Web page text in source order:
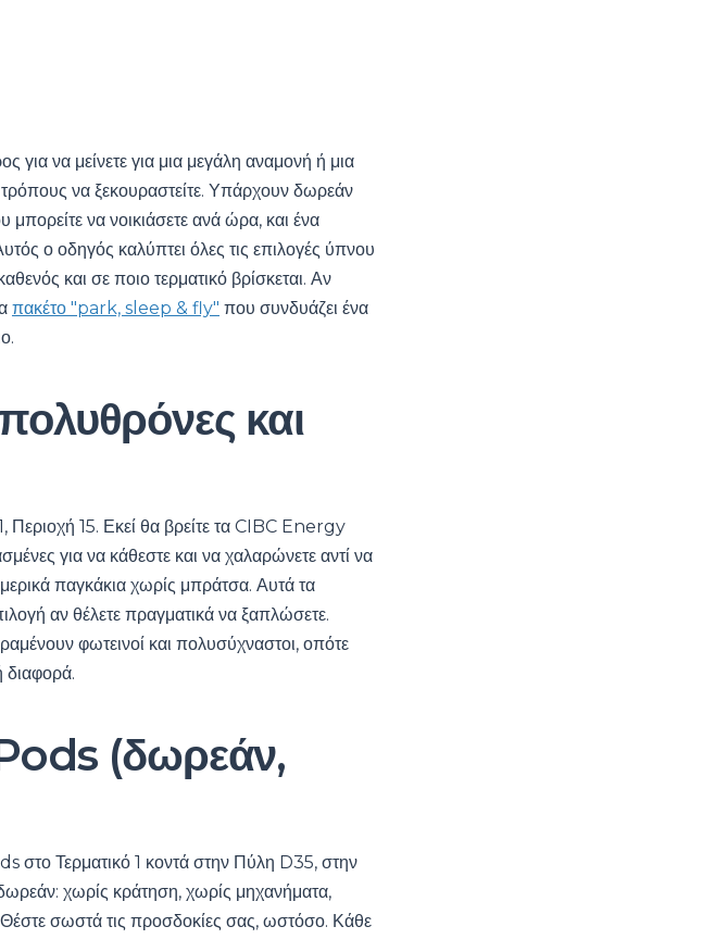
για να μείνετε για μια μεγάλη αναμονή ή μια
τρόπους να ξεκουραστείτε. Υπάρχουν δωρεάν
να νοικιάσετε ανά ώρα, και ένα
ο οδηγός καλύπτει όλες τις επιλογές ύπνου
και σε ποιο τερματικό βρίσκεται. Αν
πακέτο "park, sleep & fly" που συνδυάζει ένα
και
Περιοχή 15. Εκεί θα βρείτε τα CIBC Energy
για να κάθεστε και να χαλαρώνετε αντί να
παγκάκια χωρίς μπράτσα. Αυτά τα
αν θέλετε πραγματικά να ξαπλώσετε.
φωτεινοί και πολυσύχναστοι, οπότε
διαφορά.
(δωρεάν,
Τερματικό 1 κοντά στην Πύλη D35, στην
δωρεάν: ​​χωρίς κράτηση, χωρίς μηχανήματα,
σωστά τις προσδοκίες σας, ωστόσο. Κάθε